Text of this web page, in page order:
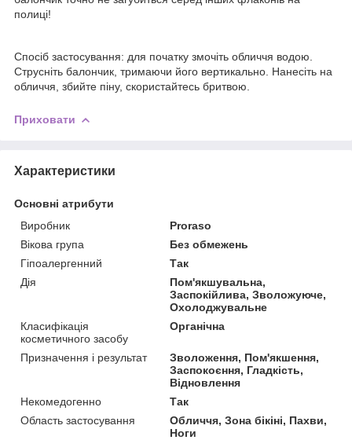
полиці!
Спосіб застосування: для початку змочіть обличчя водою.
Струсніть балончик, тримаючи його вертикально. Нанесіть на
обличчя, збийте піну, скористайтесь бритвою.
Приховати
Характеристики
Основні атрибути
Виробник
Proraso
Вікова група
Без обмежень
Гіпоалергенний
Так
Дія
Пом'якшувальна,
Заспокійлива, Зволожуюче,
Охолоджувальне
Класифікація
косметичного засобу
Органічна
Призначення і результат
Зволоження, Пом'якшення,
Заспокоєння, Гладкість,
Відновлення
Некомедогенно
Так
Область застосування
Обличчя, Зона бікіні, Пахви,
Ноги